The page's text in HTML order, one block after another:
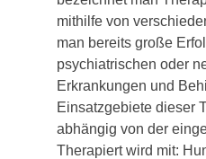
mithilfe von
man bereits große
psychiatrischen oder
Erkrankungen und
Einsatzgebiete dieser
abhängig von der
Therapiert wird mit: